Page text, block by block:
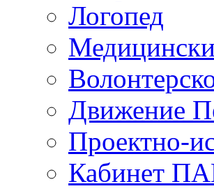
Логопед
Движение
Проектно-
Кабинет